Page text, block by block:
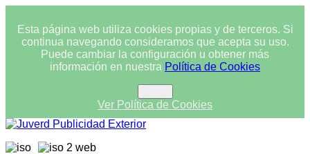
Esta página web utiliza cookies propias y de terceros. Si
continua navegando consideramos que acepta su uso.
Puede cambiar la configuración u obtener más
información en nuestra Política de Cookies
Ver Política de Cookies